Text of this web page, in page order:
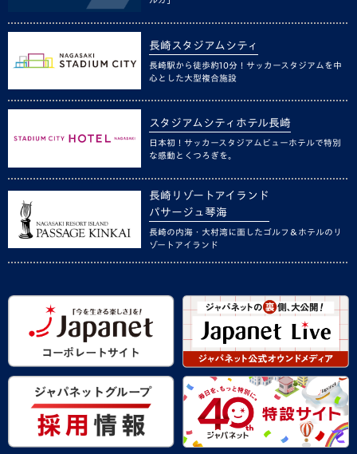
長崎スタジアムシティ
長崎駅から徒歩約10分！サッカースタジアムを中
心とした大型複合施設
スタジアムシティホテル長崎
日本初！サッカースタジアムビューホテルで特別
な感動とくつろぎを。
長崎リゾートアイランド
パサージュ琴海
長崎の内海・大村湾に面したゴルフ＆ホテルのリ
ゾートアイランド